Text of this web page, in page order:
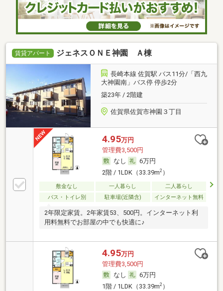
賃貸アパート ジェネスＯＮＥ神園 Ａ棟
長崎本線 佐賀駅 バス11分/「西九
大神園南」バス停 停歩2分
築23年 / 2階建
佐賀県佐賀市神園３丁目
4.95万円
管理費3,500円
なし
6万円
2階 / 1LDK（33.39m2）
敷金なし 一人暮らし
二人暮らし
バス・トイレ別
駐車場(近隣含) インターネット無料
2年限定家賃。2年家賃53、500円。インターネット利
用料無料でお部屋の中でも快適に♪
4.95万円
管理費3,500円
なし
6万円
1階 / 1LDK（33.39m2）